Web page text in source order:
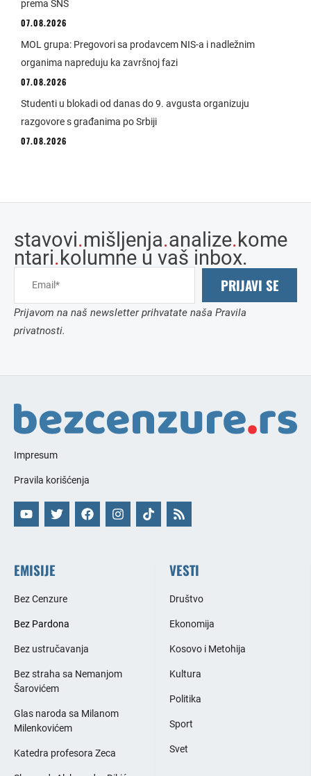
prema SNS
07.08.2026
MOL grupa: Pregovori sa prodavcem NIS-a i nadležnim
organima napreduju ka završnoj fazi
07.08.2026
Studenti u blokadi od danas do 9. avgusta organizuju
razgovore s građanima po Srbiji
07.08.2026
stavovi.mišljenja.analize.kome
ntari.kolumne u vaš inbox.
PRIJAVI SE
Prijavom na naš newsletter prihvatate naša Pravila
privatnosti.
Impresum
Pravila korišćenja
EMISIJE
Bez Cenzure
Bez Pardona
Bez ustručavanja
Bez straha sa Nemanjom
Šarovićem
Glas naroda sa Milanom
Milenkovićem
Katedra profesora Zeca
VESTI
Društvo
Ekonomija
Kosovo i Metohija
Kultura
Politika
Sport
Svet